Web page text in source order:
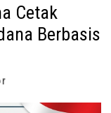
Cetak
Berbasis